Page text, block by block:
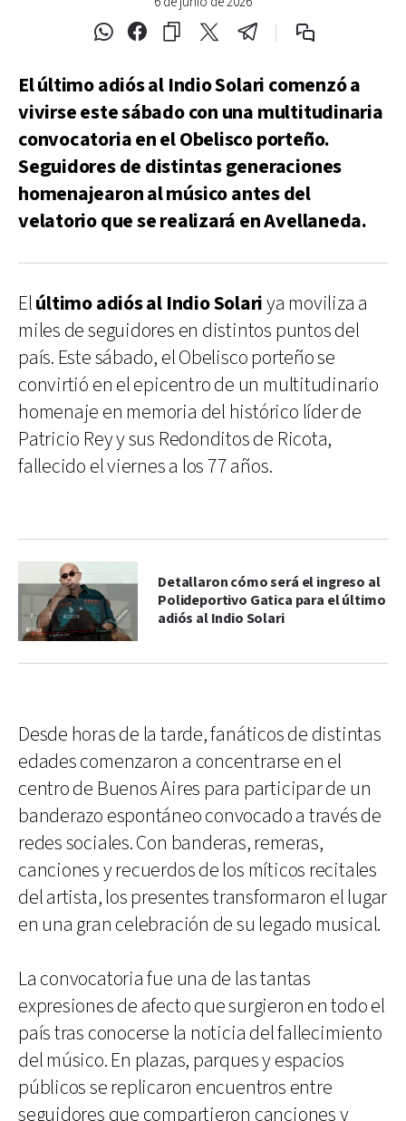
El último adiós al Indio Solari comenzó a
vivirse este sábado con una multitudinaria
convocatoria en el Obelisco porteño.
Seguidores de distintas generaciones
homenajearon al músico antes del
velatorio que se realizará en Avellaneda.
Elúltimo adiós al Indio Solariya moviliza a
miles de seguidores en distintos puntos del
país. Este sábado, el Obelisco porteño se
convirtió en el epicentro de un multitudinario
homenaje en memoria del histórico líder de
Patricio Rey y sus Redonditos de Ricota,
fallecido el viernes a los 77 años.
Detallaron cómo será el ingreso al
Polideportivo Gatica para el último
adiós al Indio Solari
Desde horas de la tarde, fanáticos de distintas
edades comenzaron a concentrarse en el
centro de Buenos Aires para participar de un
banderazo espontáneo convocado a través de
redes sociales. Con banderas, remeras,
canciones y recuerdos de los míticos recitales
del artista, los presentes transformaron el lugar
en una gran celebración de su legado musical.
La convocatoria fue una de las tantas
expresiones de afecto que surgieron en todo el
país tras conocerse la noticia del fallecimiento
del músico. En plazas, parques y espacios
públicos se replicaron encuentros entre
seguidores que compartieron canciones y